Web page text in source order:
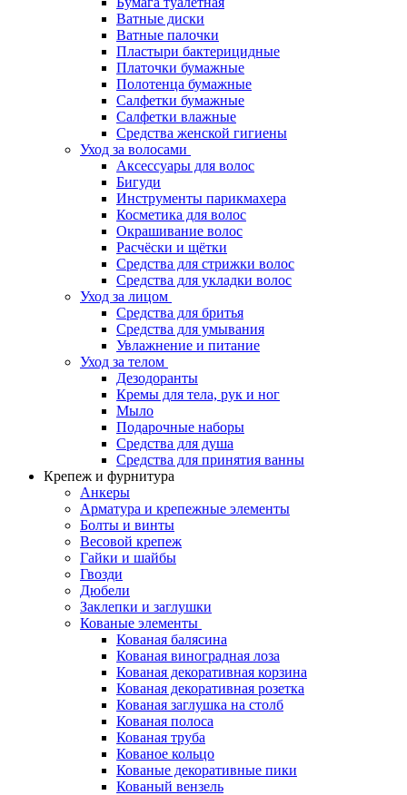
Ватные диски
Ватные палочки
Пластыри бактерицидные
Платочки бумажные
Полотенца бумажные
Салфетки бумажные
Салфетки влажные
Средства женской гигиены
Уход за волосами
Аксессуары для волос
Бигуди
Инструменты парикмахера
Косметика для волос
Окрашивание волос
Расчёски и щётки
Средства для стрижки волос
Средства для укладки волос
Уход за лицом
Средства для бритья
Средства для умывания
Увлажнение и питание
Уход за телом
Дезодоранты
Кремы для тела, рук и ног
Мыло
Подарочные наборы
Средства для душа
Средства для принятия ванны
Крепеж и фурнитура
Анкеры
Арматура и крепежные элементы
Болты и винты
Весовой крепеж
Гайки и шайбы
Гвозди
Дюбели
Заклепки и заглушки
Кованые элементы
Кованая балясина
Кованая виноградная лоза
Кованая декоративная корзина
Кованая декоративная розетка
Кованая заглушка на столб
Кованая полоса
Кованая труба
Кованое кольцо
Кованые декоративные пики
Кованый вензель